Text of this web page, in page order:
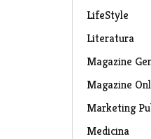
LifeStyle
Literatura
Magazine
Magazine
Marketing
Medicina